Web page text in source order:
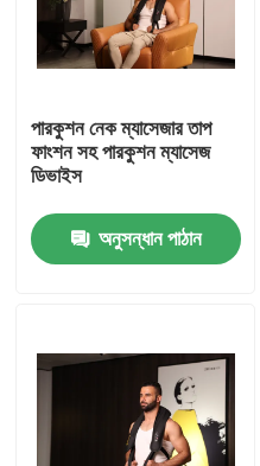
ভিডিও
পারকুশন নেক ম্যাসেজার তাপ
ফাংশন সহ পারকুশন ম্যাসেজ
ডিভাইস
অনুসন্ধান পাঠান